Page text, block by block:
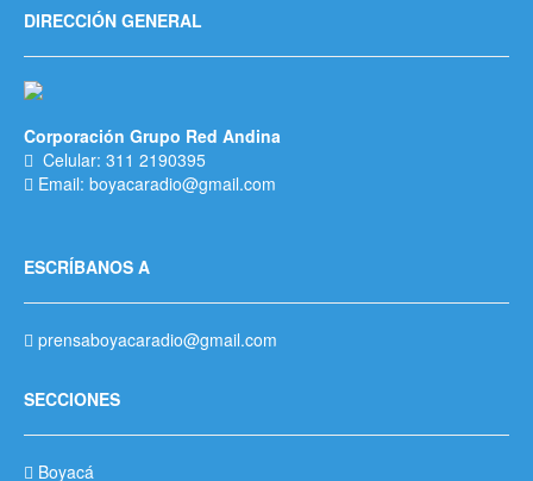
DIRECCIÓN GENERAL
Corporación Grupo Red Andina
Celular: 311 2190395
Email: boyacaradio@gmail.com
ESCRÍBANOS A
prensaboyacaradio@gmail.com
SECCIONES
Boyacá